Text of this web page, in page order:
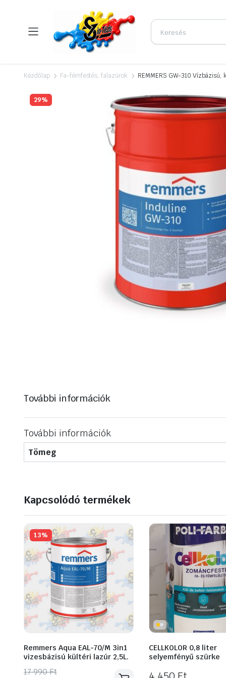
Kezdőlap Fa-fémfestés, falazúrok REMMERS GW-310 Vízbázisú,
29%
További információk
További információk
Tömeg
Kapcsolódó termékek
13%
Remmers Aqua EAL-70/M 3in1
vizesbázisú kültéri lazúr 2,5L.
17 990Ft
Original
Current
CELLKOLOR 0,8 liter
selyemfényű szürke